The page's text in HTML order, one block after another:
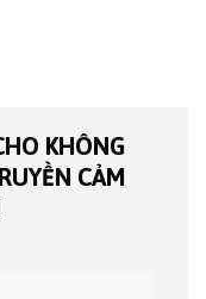
KHÔNG
CẢM